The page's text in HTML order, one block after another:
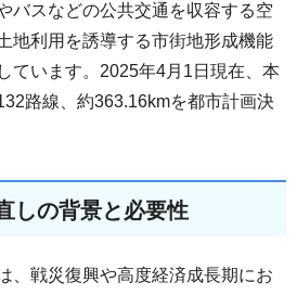
バスなどの公共交通を収容する空
地利用を誘導する市街地形成機能
ています。2025年4月1日現在、本
路線、約363.16kmを都市計画決
しの背景と必要性
、戦災復興や高度経済成長期にお